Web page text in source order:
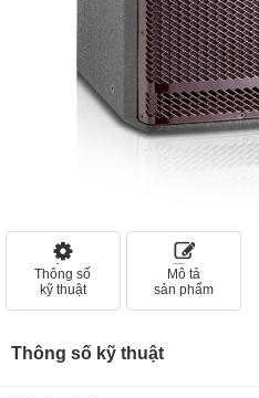
Thông số
kỹ thuật
Mô tả
sản phẩm
Thông số kỹ thuật